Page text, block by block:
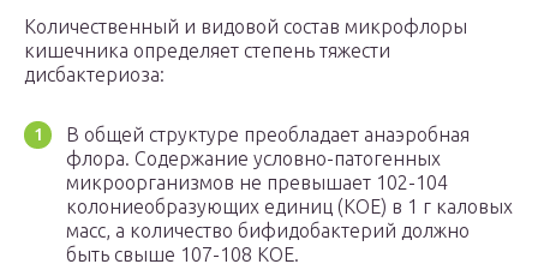
Количественный и видовой состав микрофлоры
кишечника определяет степень тяжести
дисбактериоза:
В общей структуре преобладает анаэробная
флора. Содержание условно-патогенных
микроорганизмов не превышает 102-104
колониеобразующих единиц (КОЕ) в 1 г каловых
масс, а количество бифидобактерий должно
быть свыше 107-108 КОЕ.